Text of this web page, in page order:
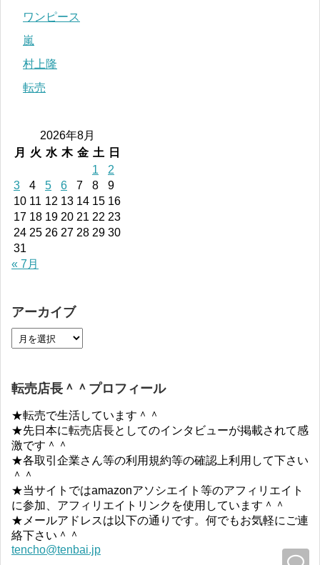
ワンピース
嵐
村上隆
転売
2026年8月
月
火 水 木 金 土
日
1
2
3
4 5 6 7 8
9
10 11 12 13 14 15 16
17 18 19 20 21 22 23
24 25 26 27 28 29 30
31
« 7月
アーカイブ
転売店長＾＾プロフィール
★転売で生活しています＾＾
★先日本に転売店長としてのインタビューが掲載されて感
激です＾＾
★各取引企業さん等の利用規約等の確認上利用して下さい
＾＾
★当サイトではamazonアソシエイト等のアフィリエイト
に参加、アフィリエイトリンクを使用しています＾＾
★メールアドレスは以下の通りです。何でもお気軽にご連
絡下さい＾＾
tencho@tenbai.jp